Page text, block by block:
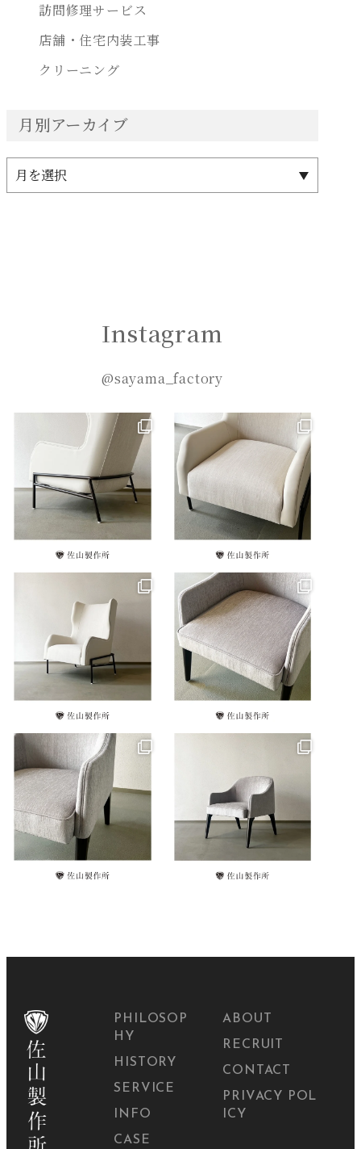
訪問修理サービス
店舗・住宅内装工事
クリーニング
月別アーカイブ
Instagram
@sayama_factory
PHILOSOP
HY
HISTORY
SERVICE
INFO
CASE
ABOUT
RECRUIT
CONTACT
PRIVACY POL
ICY